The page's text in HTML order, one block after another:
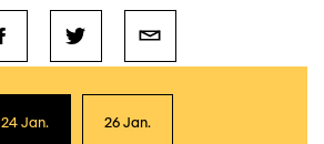
24 Jan. 26 Jan.